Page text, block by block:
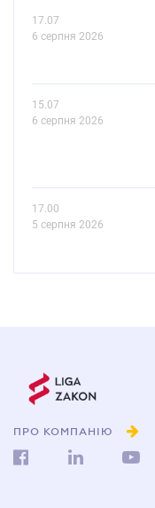
17.07
6 серпня 2026
15.07
6 серпня 2026
17.00
5 серпня 2026
ПРО КОМПАНІЮ